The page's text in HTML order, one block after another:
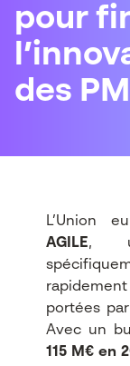
pour
des
L’Union
AGILE,
portées
Avec un
115 M€ en